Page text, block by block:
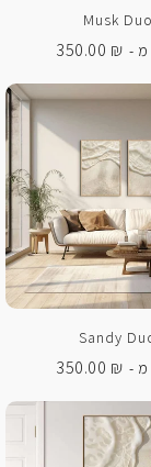
Musk Duo
מ -
350.00 ₪
Sandy
מ -
350.00 ₪